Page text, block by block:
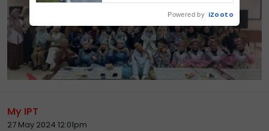
My IPT
27 May 2024 12:01pm
Powered by iZooto